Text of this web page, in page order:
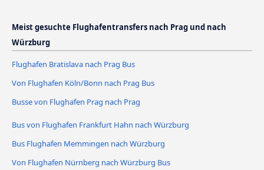
Meist gesuchte Flughafentransfers nach Prag und nach
Würzburg
Flughafen Bratislava nach Prag Bus
Von Flughafen Köln/Bonn nach Prag Bus
Busse von Flughafen Prag nach Prag
Bus von Flughafen Frankfurt Hahn nach Würzburg
Bus Flughafen Memmingen nach Würzburg
Von Flughafen Nürnberg nach Würzburg Bus